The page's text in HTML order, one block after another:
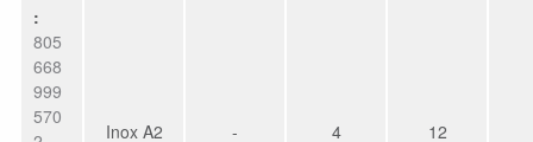
:
805
668
999
570
Inox A2 - 4 12